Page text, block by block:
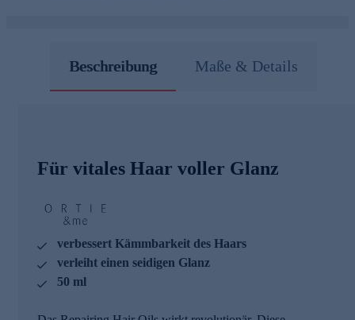
Beschreibung Maße & Details
Für vitales Haar voller Glanz
verbessert Kämmbarkeit des Haars
verleiht einen seidigen Glanz
50 ml